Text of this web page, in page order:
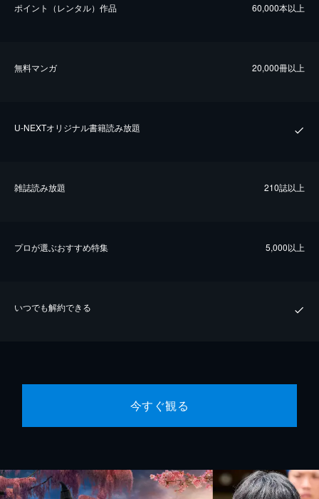
ポイント（レンタル）作品 60,000本以上
無料マンガ 20,000冊以上
U-NEXTオリジナル書籍読み放題
雑誌読み放題 210誌以上
プロが選ぶおすすめ特集 5,000以上
いつでも解約できる
今すぐ観る